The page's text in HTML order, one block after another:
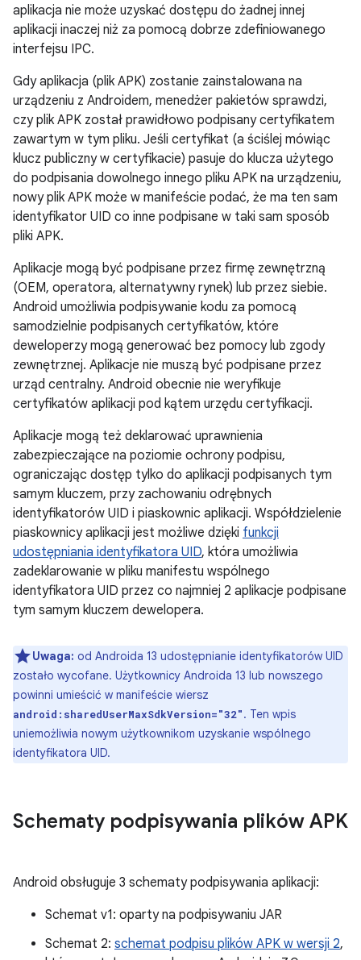
aplikacja nie może uzyskać dostępu do żadnej innej
aplikacji inaczej niż za pomocą dobrze zdefiniowanego
interfejsu IPC.
Gdy aplikacja (plik APK) zostanie zainstalowana na
urządzeniu z Androidem, menedżer pakietów sprawdzi,
czy plik APK został prawidłowo podpisany certyfikatem
zawartym w tym pliku. Jeśli certyfikat (a ściślej mówiąc
klucz publiczny w certyfikacie) pasuje do klucza użytego
do podpisania dowolnego innego pliku APK na urządzeniu,
nowy plik APK może w manifeście podać, że ma ten sam
identyfikator UID co inne podpisane w taki sam sposób
pliki APK.
Aplikacje mogą być podpisane przez firmę zewnętrzną
(OEM, operatora, alternatywny rynek) lub przez siebie.
Android umożliwia podpisywanie kodu za pomocą
samodzielnie podpisanych certyfikatów, które
deweloperzy mogą generować bez pomocy lub zgody
zewnętrznej. Aplikacje nie muszą być podpisane przez
urząd centralny. Android obecnie nie weryfikuje
certyfikatów aplikacji pod kątem urzędu certyfikacji.
Aplikacje mogą też deklarować uprawnienia
zabezpieczające na poziomie ochrony podpisu,
ograniczając dostęp tylko do aplikacji podpisanych tym
samym kluczem, przy zachowaniu odrębnych
identyfikatorów UID i piaskownic aplikacji. Współdzielenie
piaskownicy aplikacji jest możliwe dzięki funkcji
udostępniania identyfikatora UID, która umożliwia
zadeklarowanie w pliku manifestu wspólnego
identyfikatora UID przez co najmniej 2 aplikacje podpisane
tym samym kluczem dewelopera.
Uwaga: od Androida 13 udostępnianie identyfikatorów UID
zostało wycofane. Użytkownicy Androida 13 lub nowszego
powinni umieścić w manifeście wiersz
android:sharedUserMaxSdkVersion="32". Ten wpis
uniemożliwia nowym użytkownikom uzyskanie wspólnego
identyfikatora UID.
Schematy podpisywania plików APK
Android obsługuje 3 schematy podpisywania aplikacji:
Schemat v1: oparty na podpisywaniu JAR
Schemat 2: schemat podpisu plików APK w wersji 2,